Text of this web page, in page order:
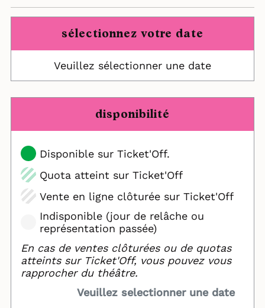
sélectionnez votre date
Veuillez sélectionner une date
disponibilité
Disponible sur Ticket'Off.
Quota atteint sur Ticket'Off
Vente en ligne clôturée sur Ticket'Off
Indisponible (jour de relâche ou
représentation passée)
En cas de ventes clôturées ou de quotas
atteints sur Ticket'Off, vous pouvez vous
rapprocher du théâtre.
Veuillez selectionner une date